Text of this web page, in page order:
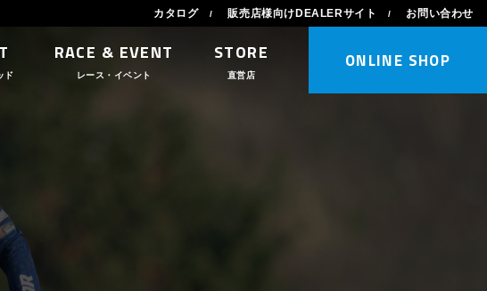
カタログ 販売店様向けDEALERサイト お問い合わせ
ド
RACE & EVENT
レース・イベント
STORE
直営店
ONLINE SHOP